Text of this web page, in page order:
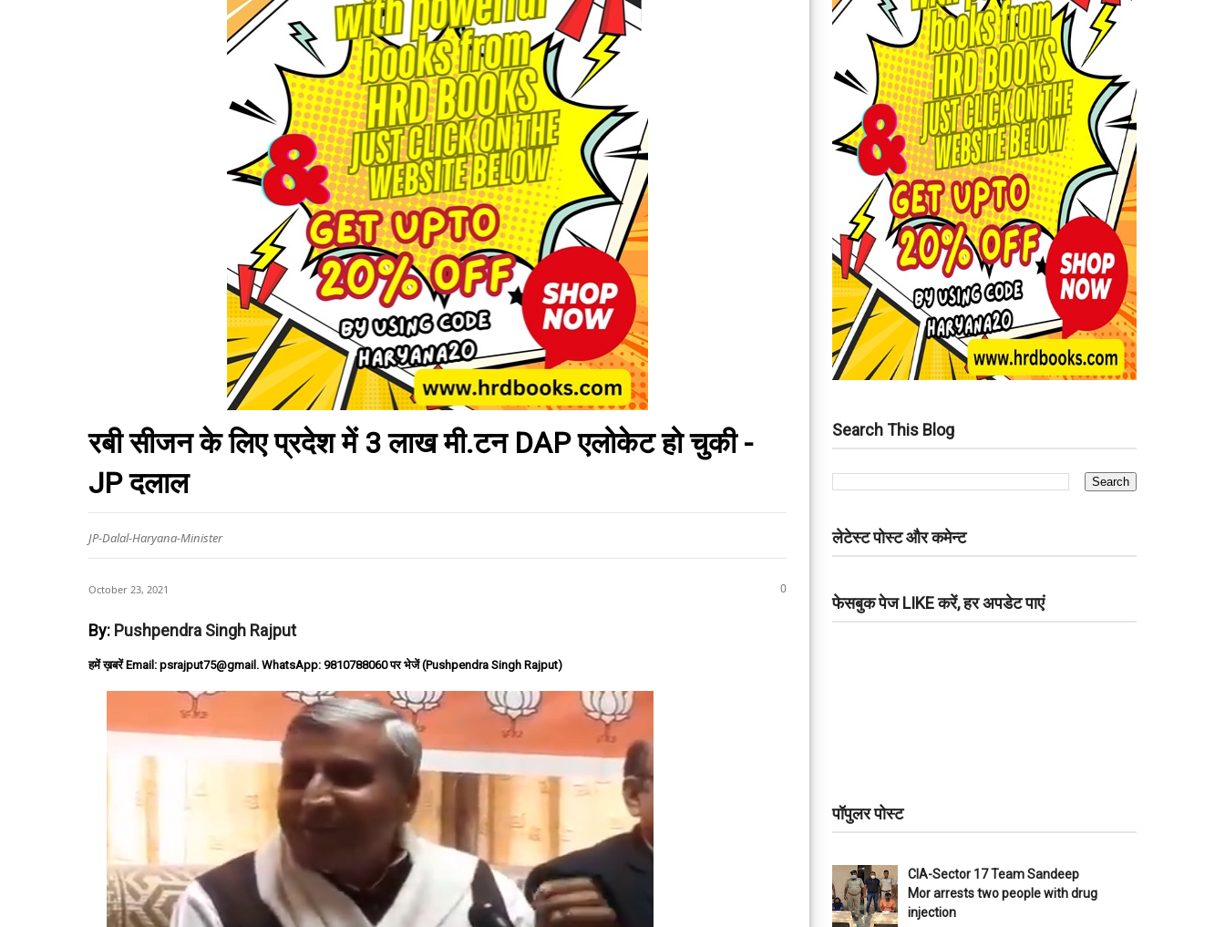
रबी सीजन के लिए प्रदेश में 3 लाख मी.टन DAP एलोकेट हो चुकी -
JP दलाल
JP-Dalal-Haryana-Minister
October 23, 2021 0
By: Pushpendra Singh Rajput
हमें ख़बरें Email: psrajput75@gmail. WhatsApp: 9810788060 पर भेजें (Pushpendra Singh Rajput)
Search This Blog
लेटेस्ट पोस्ट और कमेन्ट
फेसबुक पेज LIKE करें, हर अपडेट पाएं
पॉपुलर पोस्ट
CIA-Sector 17 Team Sandeep
Mor arrests two people with drug
injection